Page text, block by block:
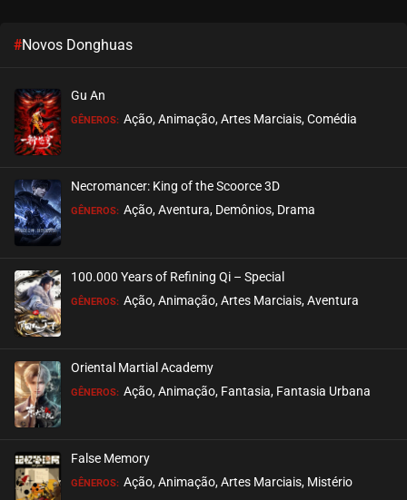
#Novos Donghuas
Gu An
GÊNEROS: Ação, Animação, Artes Marciais, Comédia
Necromancer: King of the Scoorce 3D
GÊNEROS: Ação, Aventura, Demônios, Drama
100.000 Years of Refining Qi – Special
GÊNEROS: Ação, Animação, Artes Marciais, Aventura
Oriental Martial Academy
GÊNEROS: Ação, Animação, Fantasia, Fantasia Urbana
False Memory
GÊNEROS: Ação, Animação, Artes Marciais, Mistério